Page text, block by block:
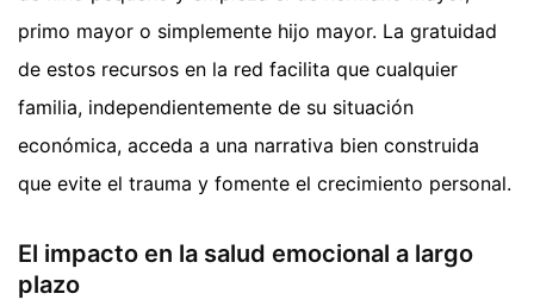
primo mayor o simplemente hijo mayor. La gratuidad
de estos recursos en la red facilita que cualquier
familia, independientemente de su situación
económica, acceda a una narrativa bien construida
que evite el trauma y fomente el crecimiento personal.
El impacto en la salud emocional a largo
plazo